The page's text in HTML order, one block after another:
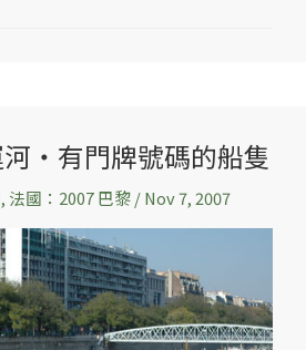
‧有門牌號碼的船隻
, 法國：2007 巴黎/Nov 7, 2007